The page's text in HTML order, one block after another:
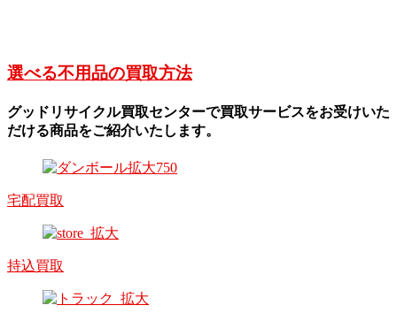
選べる不用品の買取方法
グッドリサイクル買取センターで買取サービスをお受けいた
だける商品をご紹介いたします。
宅配買取
持込買取